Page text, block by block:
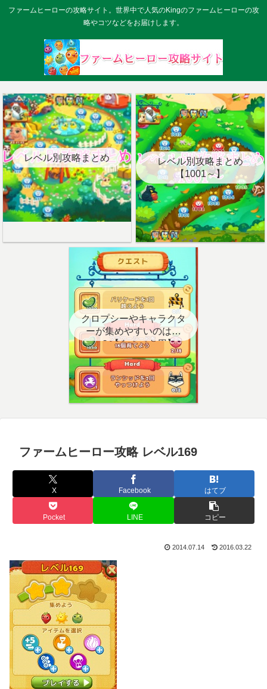
ファームヒーローの攻略サイト。世界中で人気のKingのファームヒーローの攻
略やコツなどをお届けします。
レベル別攻略まとめ
レベル別攻略まとめ
【1001～】
クロプシーやキャラクタ
ーが集めやすいのはど
こ？【クエスト用】
ファームヒーロー攻略 レベル169
X Facebook はてブ
Pocket LINE コピー
2014.07.14 2016.03.22